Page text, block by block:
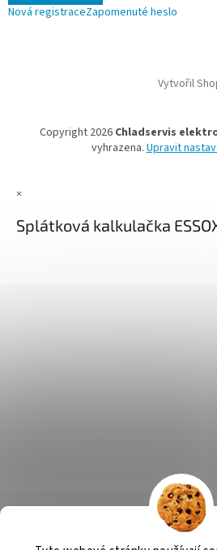
Nová registraceZapomenuté heslo
Vytvořil
Copyright 2026 Chladservis
vyhrazena.Upravit
×
Splátková kalkulačka